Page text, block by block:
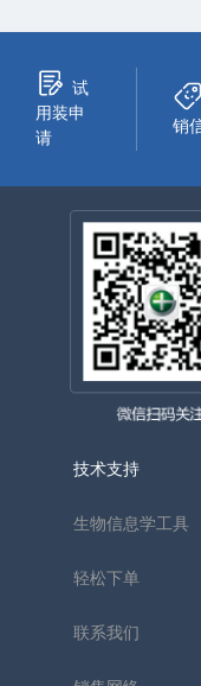
试
用装申
请
销
技术支持
生物信息学工具
轻松下单
联系我们